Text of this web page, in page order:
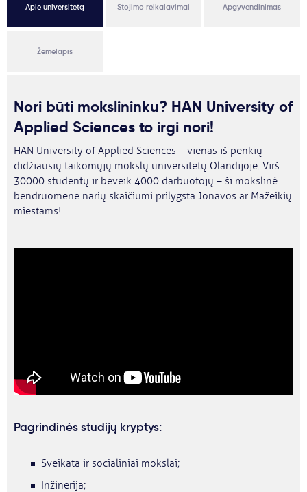
Apie universitetą Stojimo reikalavimai Apgyvendinimas
Žemėlapis
Nori būti mokslininku? HAN University of
Applied Sciences to irgi nori!
HAN University of Applied Sciences – vienas iš penkių
didžiausių taikomųjų mokslų universitetų Olandijoje. Virš
30000 studentų ir beveik 4000 darbuotojų – ši mokslinė
bendruomenė narių skaičiumi prilygsta Jonavos ar Mažeikių
miestams!
Pagrindinės studijų kryptys:
Sveikata ir socialiniai mokslai;
Inžinerija;